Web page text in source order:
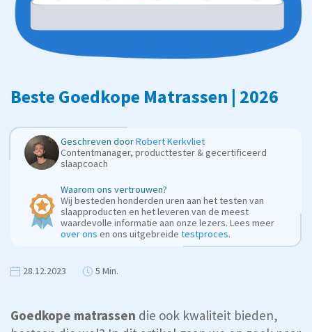
Beste Goedkope Matrassen | 2026
Geschreven doorRobert Kerkvliet
Contentmanager, producttester & gecertificeerd
slaapcoach
Waarom ons vertrouwen?
Wij besteden honderden uren aan het testen van
slaapproducten en het leveren van de meest
waardevolle informatie aan onze lezers. Lees meer
over ons en ons uitgebreide testproces.
28.12.2023 5 Min.
Goedkope matrassen die ook kwaliteit bieden,